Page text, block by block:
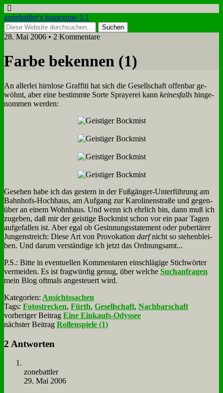
zonebattler's homezone 2.1
28. Mai 2006 • 2 Kommentare
Far­be be­ken­nen (1)
An al­ler­lei hirn­lo­se Graf­fi­ti hat sich die Ge­sell­schaft of­fen­bar ge­
wöhnt, aber ei­ne be­stimm­te Sor­te Spraye­rei kann kei­nes­falls hin­ge­
nom­men wer­den:
Ge­se­hen ha­be ich das ge­stern in der Fuß­gän­ger-Un­ter­füh­rung am
Bahn­hofs-Hoch­haus, am Auf­gang zur Ka­ro­li­nen­stra­ße und ge­gen­
über an ei­nem Wohn­haus. Und wenn ich ehr­lich bin, dann muß ich
zu­ge­ben, daß mir der gei­sti­ge Bock­mist schon vor ein paar Ta­gen
auf­ge­fal­len ist. Aber egal ob Ge­sin­nungs­state­ment oder pu­ber­tä­rer
Jun­gen­streich: Die­se Art von Pro­vo­ka­ti­on darfnicht so ste­hen­blei­
ben. Und dar­um ver­stän­di­ge ich jetzt das Ord­nungs­amt...
P.S.: Bit­te in even­tu­el­len Kom­men­ta­ren ein­schlä­gi­ge Stich­wör­ter
ver­mei­den. Es ist frag­wür­dig ge­nug, über wel­che Such­an­fra­gen
mein Blog oft­mals an­ge­steu­ert wird.
Kategorien: Ansichtssachen
Tags: Fotostrecken, Fürth, Gesellschaft, Nachbarschaft
vorheriger Beitrag Eine Einkaufs-Odyssee
nächster Beitrag Rollenspiele (1)
2 Antworten
zone­batt­ler
29. Mai 2006